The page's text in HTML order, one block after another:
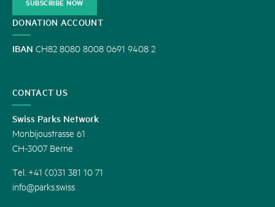
SUBSCRIBE NOW
DONATION ACCOUNT
IBAN CH82 8080 8008 0691 9408 2
CONTACT US
Swiss Parks Network
Monbijoustrasse 61
CH-3007 Berne
Tel. +41 (0)31 381 10 71
info@parks.swiss